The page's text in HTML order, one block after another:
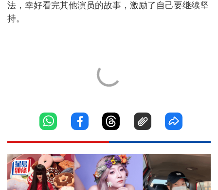
法，幸好看完其他演员的故事，激励了自己要继续坚
持。